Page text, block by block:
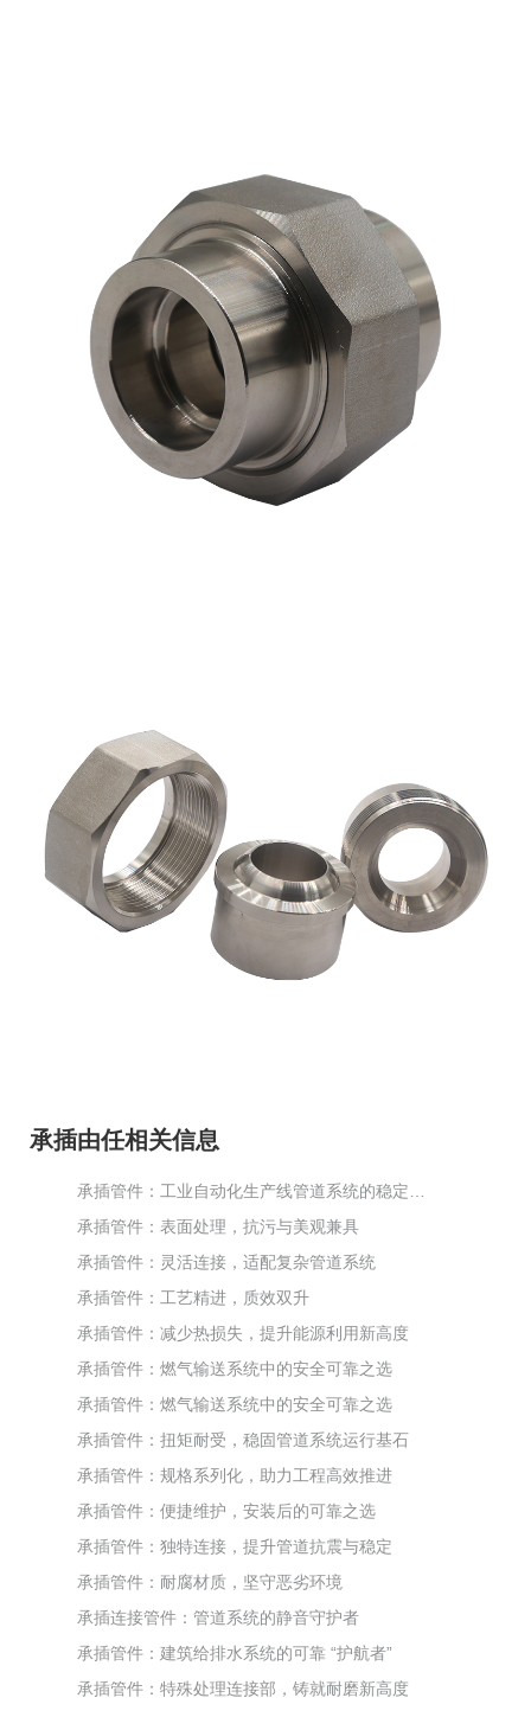
承插由任相关信息
承插管件：表面处理，抗污与美观兼具
承插管件：灵活连接，适配复杂管道系统
承插管件：工艺精进，质效双升
承插管件：减少热损失，提升能源利用新高度
承插管件：燃气输送系统中的安全可靠之选
承插管件：燃气输送系统中的安全可靠之选
承插管件：扭矩耐受，稳固管道系统运行基石
承插管件：规格系列化，助力工程高效推进
承插管件：便捷维护，安装后的可靠之选
承插管件：独特连接，提升管道抗震与稳定
承插管件：耐腐材质，坚守恶劣环境
承插连接管件：管道系统的静音守护者
承插管件：建筑给排水系统的可靠 “护航者”
承插管件：特殊处理连接部，铸就耐磨新高度